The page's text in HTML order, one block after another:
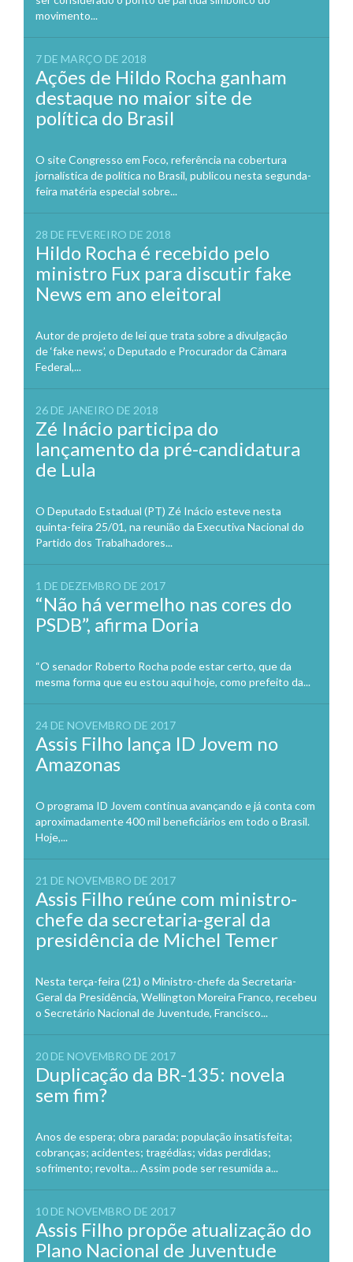
movimento...
7 DE MARÇO DE 2018
Ações de Hildo Rocha ganham
destaque no maior site de
política do Brasil
O site Congresso em Foco, referência na cobertura
jornalística de política no Brasil, publicou nesta segunda-
feira matéria especial sobre...
28 DE FEVEREIRO DE 2018
Hildo Rocha é recebido pelo
ministro Fux para discutir fake
News em ano eleitoral
Autor de projeto de lei que trata sobre a divulgação
de ‘fake news’, o Deputado e Procurador da Câmara
Federal,...
26 DE JANEIRO DE 2018
Zé Inácio participa do
lançamento da pré-candidatura
de Lula
O Deputado Estadual (PT) Zé Inácio esteve nesta
quinta-feira 25/01, na reunião da Executiva Nacional do
Partido dos Trabalhadores...
1 DE DEZEMBRO DE 2017
“Não há vermelho nas cores do
PSDB”, afirma Doria
“O senador Roberto Rocha pode estar certo, que da
mesma forma que eu estou aqui hoje, como prefeito da...
24 DE NOVEMBRO DE 2017
Assis Filho lança ID Jovem no
Amazonas
O programa ID Jovem continua avançando e já conta com
aproximadamente 400 mil beneficiários em todo o Brasil.
Hoje,...
21 DE NOVEMBRO DE 2017
Assis Filho reúne com ministro-
chefe da secretaria-geral da
presidência de Michel Temer
Nesta terça-feira (21) o Ministro-chefe da Secretaria-
Geral da Presidência, Wellington Moreira Franco, recebeu
o Secretário Nacional de Juventude, Francisco...
20 DE NOVEMBRO DE 2017
Duplicação da BR-135: novela
sem fim?
Anos de espera; obra parada; população insatisfeita;
cobranças; acidentes; tragédias; vidas perdidas;
sofrimento; revolta… Assim pode ser resumida a...
10 DE NOVEMBRO DE 2017
Assis Filho propõe atualização do
Plano Nacional de Juventude